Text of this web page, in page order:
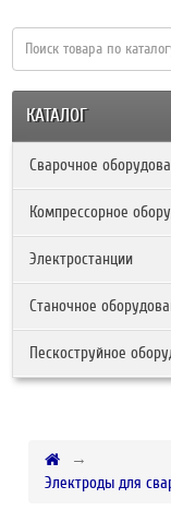
КАТАЛОГ
Сварочное
Компрессорное
Электростанции
Станочное
Пескоструйное
Электроды для